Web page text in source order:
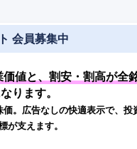
会員募集中
値と、割安・割高が全
ります。
。広告なしの快適表示で、投
が支えます。